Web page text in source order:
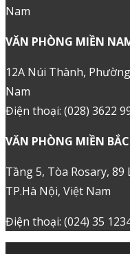
Nam
VĂN PHÒNG MIỀN
12A Núi Thành,
Nam
Điện thoại: (028) 3622
VĂN PHÒNG MIỀN BẮC
Tầng 5, Tòa Rosary,
TP.Hà Nội, Việt Nam
Điện thoại: (024) 35